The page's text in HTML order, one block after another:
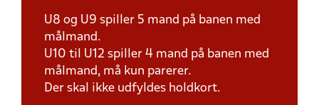
U8 og U9 spiller 5 mand på banen med
målmand.
U10 til U12 spiller 4 mand på banen med
målmand, må kun parerer.
Der skal ikke udfyldes holdkort.